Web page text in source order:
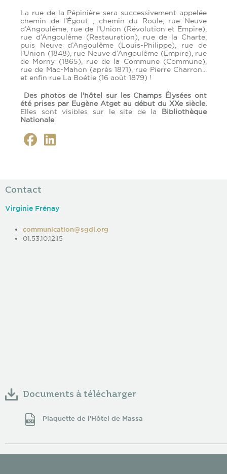
La rue de la Pépinière sera successivement appelée
chemin de l’Égout , chemin du Roule, rue Neuve
d’Angoulême, rue de l’Union (Révolution et Empire),
rue d’Angoulême (Restauration), rue de la Charte,
puis Neuve d’Angoulême (Louis-Philippe), rue de
l’Union (1848), rue Neuve d’Angoulême (Empire), rue
de Morny (1865), rue de la Commune (Commune),
rue de Mac-Mahon (après 1871), rue Pierre Charron...
et enfin rue La Boétie (16 août 1879) !
Des photos de l'hôtel sur les Champs Élysées ont
été prises par Eugène Atget au début du XXe siècle.
Elles sont visibles sur le site de la Bibliothèque
Nationale
Contact
Virginie Frénay
communication@sgdl.org
01.53.10.12.15
Salon Balzac
Documents à télécharger
Plaquette de l'Hôtel de Massa